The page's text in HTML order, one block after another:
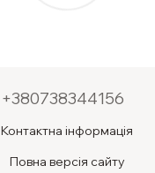
+380738344156
Контактна інформація
Повна версія сайту